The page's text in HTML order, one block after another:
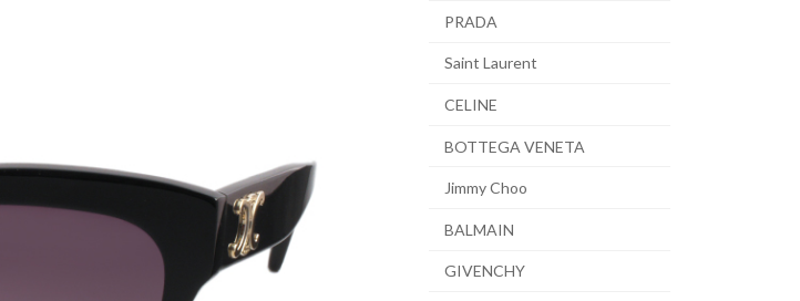
PRADA
Saint Laurent
CELINE
BOTTEGA VENETA
Jimmy Choo
BALMAIN
GIVENCHY